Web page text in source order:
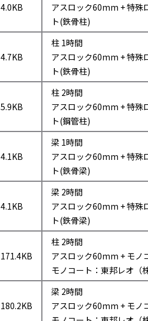
4.0KB
アスロック60mm + 特殊
ト(鉄骨柱)
4.7KB
柱 1時間
アスロック60mm + 特殊
ト(鉄骨柱)
5.9KB
柱 2時間
アスロック60mm + 特殊
ト(鋼管柱)
4.1KB
梁 1時間
アスロック60mm + 特殊
ト(鉄骨梁)
4.1KB
梁 2時間
アスロック60mm + 特殊
ト(鉄骨梁)
171.4KB
柱 2時間
アスロック60mm + モノ
モノコート：東邦レオ（
180.2KB
梁 2時間
アスロック60mm + モノ